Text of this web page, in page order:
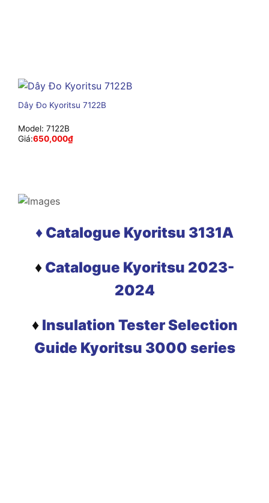
Dây Đo Kyoritsu 7122B
Model: 7122B
Giá:650,000₫
♦ Catalogue Kyoritsu 3131A
♦ Catalogue Kyoritsu 2023-
2024
♦ Insulation Tester Selection
Guide Kyoritsu 3000 series